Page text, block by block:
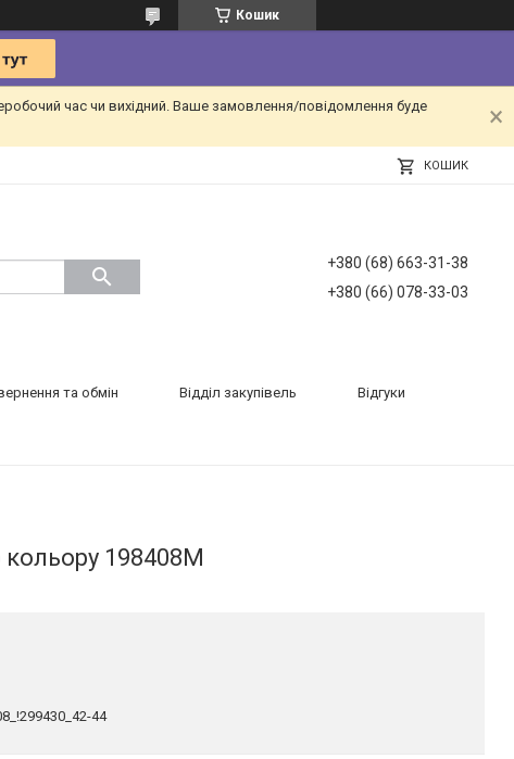
Кошик
час чи вихідний. Ваше замовлення/повідомлення буде
КОШИК
+380 (68) 663-31-38
+380 (66) 078-33-03
та обмін Відділ закупівель Відгуки
198408M
44